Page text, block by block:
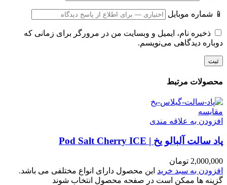
📱 شماره موبایل
ذخیره نام، ایمیل و وبسایت من در مرورگر برای زمانی که
دوباره دیدگاهی می‌نویسم.
محصولات مرتبط
مقایسه
افزودن به علاقه مندی
پاد سالت آلبالو یخ | Pod Salt Cherry ICE
2,000,000 تومان
افزودن به سبد خرید این محصول دارای انواع مختلفی می باشد.
گزینه ها ممکن است در صفحه محصول انتخاب شوند